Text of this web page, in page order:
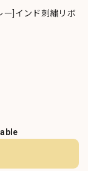
]インド刺繍リボ